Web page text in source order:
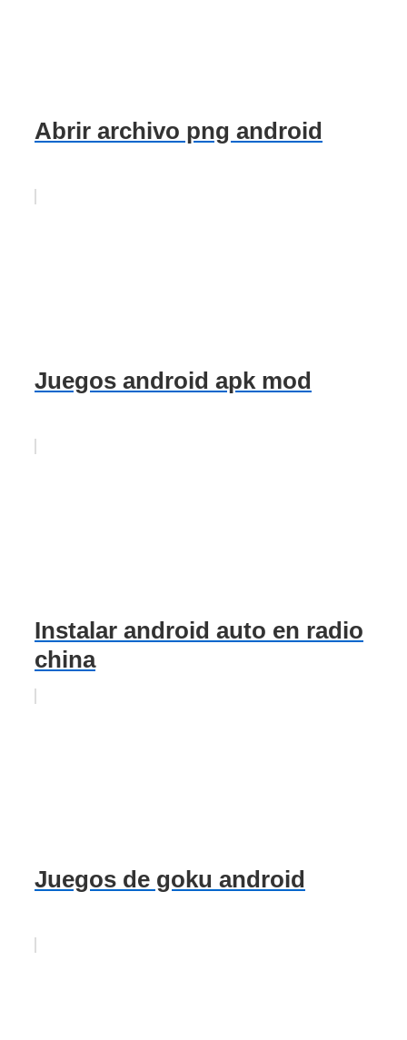
Abrir archivo png android
Juegos android apk mod
Instalar android auto en radio
china
Juegos de goku android